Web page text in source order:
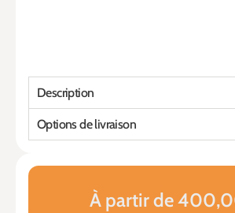
À partir de
Description
Options de livraison